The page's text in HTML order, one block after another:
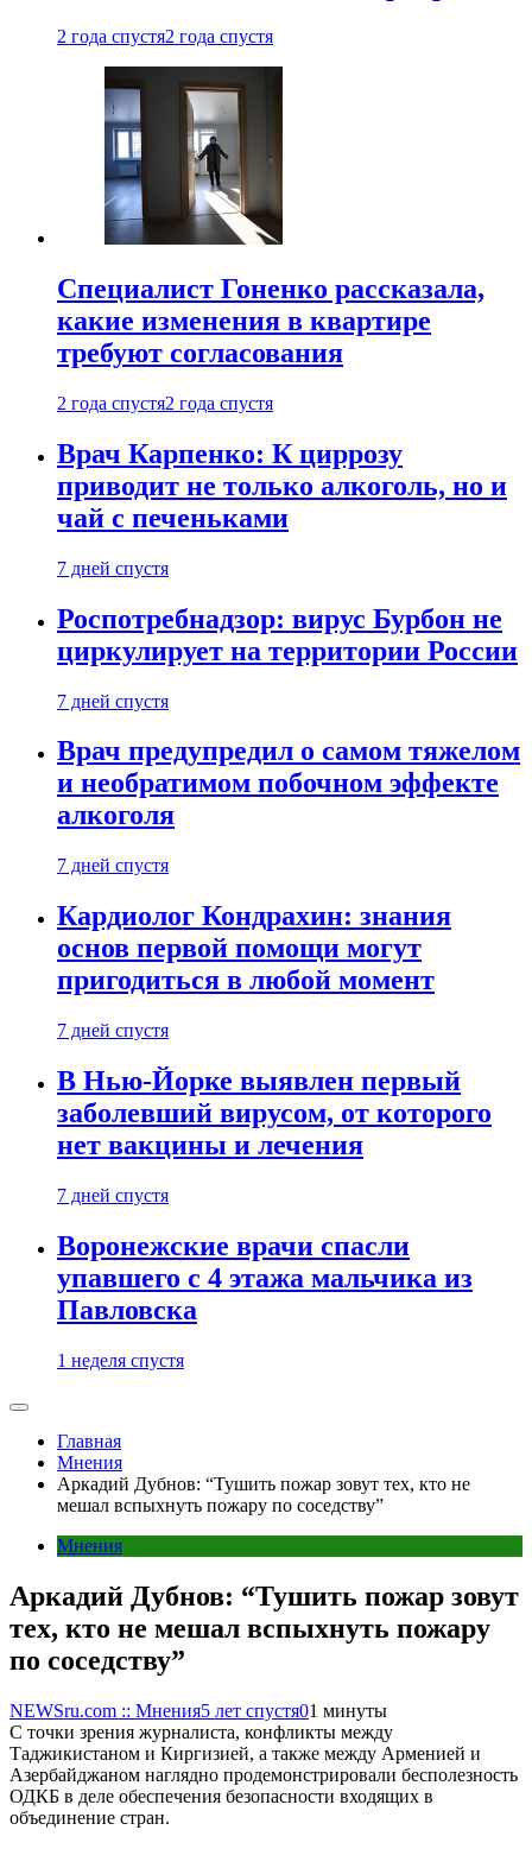
2 года спустя2 года спустя
Специалист Гоненко рассказала,
какие изменения в квартире
требуют согласования
2 года спустя2 года спустя
Врач Карпенко: К циррозу
приводит не только алкоголь, но и
чай с печеньками
7 дней спустя
Роспотребнадзор: вирус Бурбон не
циркулирует на территории России
7 дней спустя
Врач предупредил о самом тяжелом
и необратимом побочном эффекте
алкоголя
7 дней спустя
Кардиолог Кондрахин: знания
основ первой помощи могут
пригодиться в любой момент
7 дней спустя
В Нью-Йорке выявлен первый
заболевший вирусом, от которого
нет вакцины и лечения
7 дней спустя
Воронежские врачи спасли
упавшего с 4 этажа мальчика из
Павловска
1 неделя спустя
Главная
Мнения
Аркадий Дубнов: “Тушить пожар зовут тех, кто не
мешал вспыхнуть пожару по соседству”
Мнения
Аркадий Дубнов: “Тушить пожар зовут
тех, кто не мешал вспыхнуть пожару
по соседству”
NEWSru.com :: Мнения5 лет спустя01 минуты
С точки зрения журналиста, конфликты между
Таджикистаном и Киргизией, а также между Арменией и
Азербайджаном наглядно продемонстрировали бесполезность
ОДКБ в деле обеспечения безопасности входящих в
объединение стран.